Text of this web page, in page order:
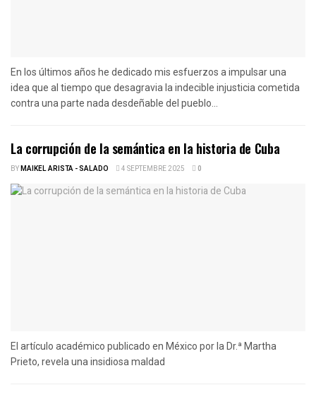
En los últimos años he dedicado mis esfuerzos a impulsar una
idea que al tiempo que desagravia la indecible injusticia cometida
contra una parte nada desdeñable del pueblo...
La corrupción de la semántica en la historia de Cuba
BYMAIKEL ARISTA - SALADO 4 SEPTEMBRE 2025 0
El artículo académico publicado en México por la Dr.ª Martha
Prieto, revela una insidiosa maldad